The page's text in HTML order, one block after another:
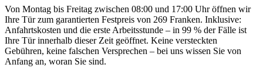
Von Montag bis Freitag zwischen 08:00 und 17:00 Uhr öffnen wir
Ihre Tür zum garantierten Festpreis von 269 Franken. Inklusive:
Anfahrtskosten und die erste Arbeitsstunde – in 99 % der Fälle ist
Ihre Tür innerhalb dieser Zeit geöffnet. Keine versteckten
Gebühren, keine falschen Versprechen – bei uns wissen Sie von
Anfang an, woran Sie sind.